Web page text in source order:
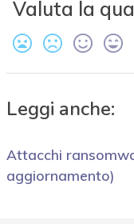
Valuta la
Leggi anche:
Attacchi
aggiornamento)